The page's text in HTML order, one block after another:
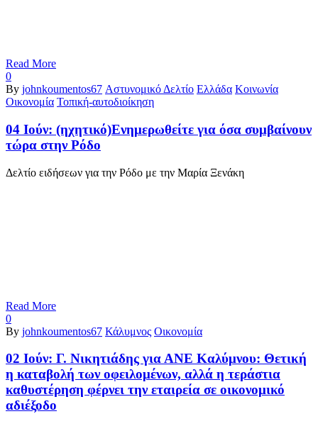
Read More
0
By johnkoumentos67 Αστυνομικό Δελτίο Ελλάδα Κοινωνία
Οικονομία Τοπική-αυτοδιοίκηση
04 Ιούν: (ηχητικό)Ενημερωθείτε για όσα συμβαίνουν
τώρα στην Ρόδο
Δελτίο ειδήσεων για την Ρόδο με την Μαρία Ξενάκη
Read More
0
By johnkoumentos67 Κάλυμνος Οικονομία
02 Ιούν: Γ. Νικητιάδης για ΑΝΕ Καλύμνου: Θετική
η καταβολή των οφειλομένων, αλλά η τεράστια
καθυστέρηση φέρνει την εταιρεία σε οικονομικό
αδιέξοδο